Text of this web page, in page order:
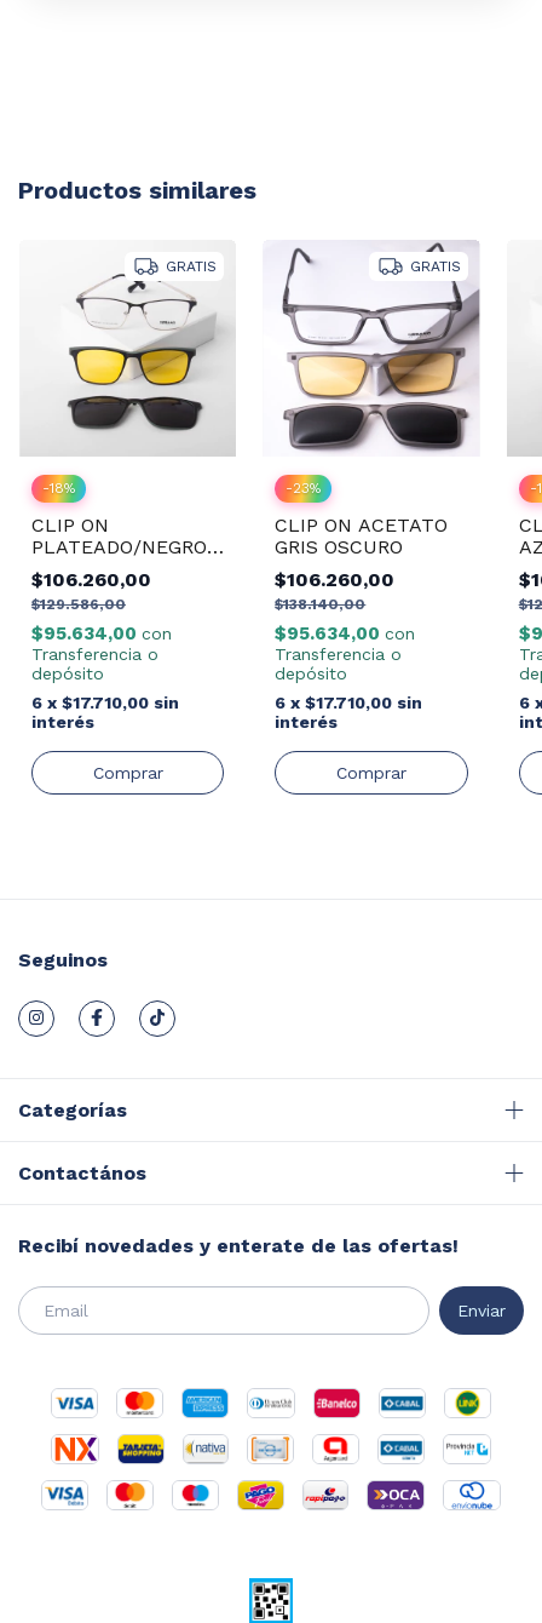
Productos similares
GRATIS
-18%
CLIP ON
PLATEADO/NEGRO/VERDE
NEXO
$106.260,00
$129.586,00
$95.634,00 con
Transferencia o
depósito
6 x $17.710,00 sin
interés
GRATIS
-23%
CLIP ON ACETATO
GRIS OSCURO
$106.260,00
$138.140,00
$95.634,00con
Transferencia o
depósito
6 x$17.710,00 sin
interés
-
6
Seguinos
Categorías
Contactános
Recibí novedades y enterate de las ofertas!